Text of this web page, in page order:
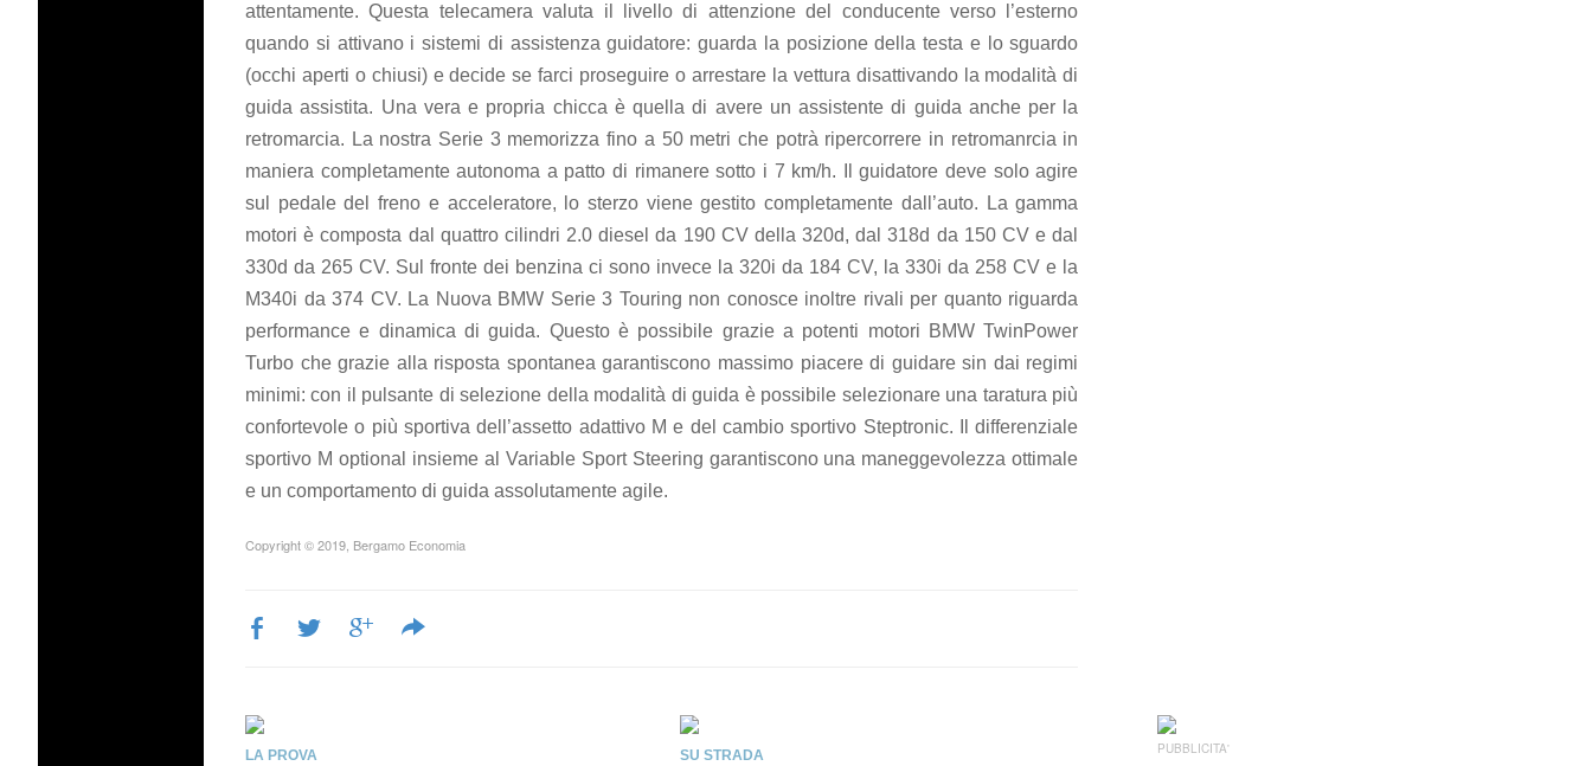
attentamente. Questa telecamera valuta il livello di attenzione del conducente verso l’esterno
quando si attivano i sistemi di assistenza guidatore: guarda la posizione della testa e lo sguardo
(occhi aperti o chiusi) e decide se farci proseguire o arrestare la vettura disattivando la modalità di
guida assistita. Una vera e propria chicca è quella di avere un assistente di guida anche per la
retromarcia. La nostra Serie 3 memorizza fino a 50 metri che potrà ripercorrere in retromanrcia in
maniera completamente autonoma a patto di rimanere sotto i 7 km/h. Il guidatore deve solo agire
sul pedale del freno e acceleratore, lo sterzo viene gestito completamente dall’auto. La gamma
motori è composta dal quattro cilindri 2.0 diesel da 190 CV della 320d, dal 318d da 150 CV e dal
330d da 265 CV. Sul fronte dei benzina ci sono invece la 320i da 184 CV, la 330i da 258 CV e la
M340i da 374 CV. La Nuova BMW Serie 3 Touring non conosce inoltre rivali per quanto riguarda
performance e dinamica di guida. Questo è possibile grazie a potenti motori BMW TwinPower
Turbo che grazie alla risposta spontanea garantiscono massimo piacere di guidare sin dai regimi
minimi: con il pulsante di selezione della modalità di guida è possibile selezionare una taratura più
confortevole o più sportiva dell’assetto adattivo M e del cambio sportivo Steptronic. Il differenziale
sportivo M optional insieme al Variable Sport Steering garantiscono una maneggevolezza ottimale
e un comportamento di guida assolutamente agile.
Copyright © 2019, Bergamo Economia
LA PROVA SU STRADA PUBBLICITA'